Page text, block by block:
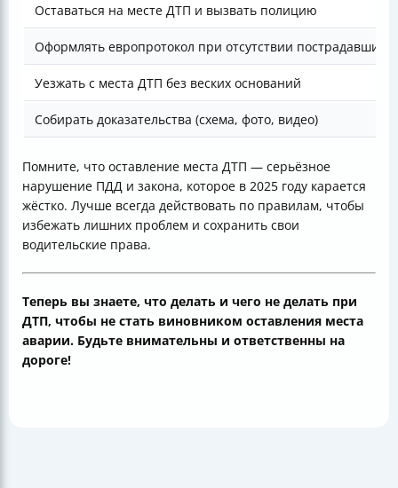
Оставаться на месте ДТП и вызвать полицию
Оформлять европротокол при отсутствии пострадавших
Уезжать с места ДТП без веских оснований
Собирать доказательства (схема, фото, видео)
Помните, что оставление места ДТП — серьёзное
нарушение ПДД и закона, которое в 2025 году карается
жёстко. Лучше всегда действовать по правилам, чтобы
избежать лишних проблем и сохранить свои
водительские права.
Теперь вы знаете, что делать и чего не делать при
ДТП, чтобы не стать виновником оставления места
аварии. Будьте внимательны и ответственны на
дороге!